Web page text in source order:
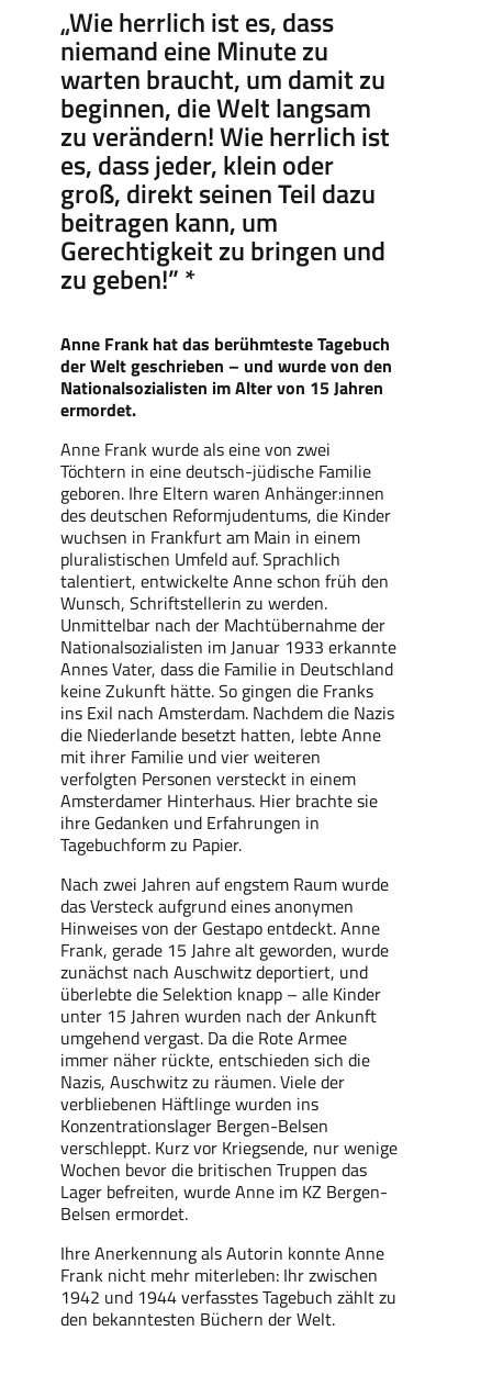
„Wie herrlich ist es, dass
niemand eine Minute zu
warten braucht, um damit zu
beginnen, die Welt langsam
zu verändern! Wie herrlich ist
es, dass jeder, klein oder
groß, direkt seinen Teil dazu
beitragen kann, um
Gerechtigkeit zu bringen und
zu geben!” *
Anne Frank hat das berühmteste Tagebuch
der Welt geschrieben – und wurde von den
Nationalsozialisten im Alter von 15 Jahren
ermordet.
Anne Frank wurde als eine von zwei
Töchtern in eine deutsch-jüdische Familie
geboren. Ihre Eltern waren Anhänger:innen
des deutschen Reformjudentums, die Kinder
wuchsen in Frankfurt am Main in einem
pluralistischen Umfeld auf. Sprachlich
talentiert, entwickelte Anne schon früh den
Wunsch, Schriftstellerin zu werden.
Unmittelbar nach der Machtübernahme der
Nationalsozialisten im Januar 1933 erkannte
Annes Vater, dass die Familie in Deutschland
keine Zukunft hätte. So gingen die Franks
ins Exil nach Amsterdam. Nachdem die Nazis
die Niederlande besetzt hatten, lebte Anne
mit ihrer Familie und vier weiteren
verfolgten Personen versteckt in einem
Amsterdamer Hinterhaus. Hier brachte sie
ihre Gedanken und Erfahrungen in
Tagebuchform zu Papier.
Nach zwei Jahren auf engstem Raum wurde
das Versteck aufgrund eines anonymen
Hinweises von der Gestapo entdeckt. Anne
Frank, gerade 15 Jahre alt geworden, wurde
zunächst nach Auschwitz deportiert, und
überlebte die Selektion knapp – alle Kinder
unter 15 Jahren wurden nach der Ankunft
umgehend vergast. Da die Rote Armee
immer näher rückte, entschieden sich die
Nazis, Auschwitz zu räumen. Viele der
verbliebenen Häftlinge wurden ins
Konzentrationslager Bergen-Belsen
verschleppt. Kurz vor Kriegsende, nur wenige
Wochen bevor die britischen Truppen das
Lager befreiten, wurde Anne im KZ Bergen-
Belsen ermordet.
Ihre Anerkennung als Autorin konnte Anne
Frank nicht mehr miterleben: Ihr zwischen
1942 und 1944 verfasstes Tagebuch zählt zu
den bekanntesten Büchern der Welt.